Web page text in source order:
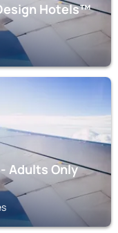
Hotels™
Adults Only